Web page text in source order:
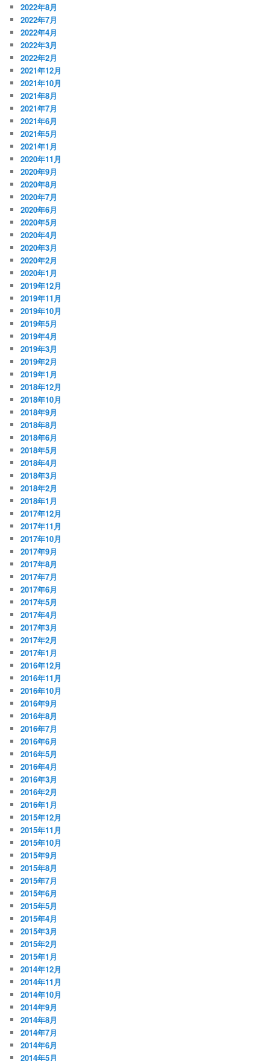
2022年8月
2022年7月
2022年4月
2022年3月
2022年2月
2021年12月
2021年10月
2021年8月
2021年7月
2021年6月
2021年5月
2021年1月
2020年11月
2020年9月
2020年8月
2020年7月
2020年6月
2020年5月
2020年4月
2020年3月
2020年2月
2020年1月
2019年12月
2019年11月
2019年10月
2019年5月
2019年4月
2019年3月
2019年2月
2019年1月
2018年12月
2018年10月
2018年9月
2018年8月
2018年6月
2018年5月
2018年4月
2018年3月
2018年2月
2018年1月
2017年12月
2017年11月
2017年10月
2017年9月
2017年8月
2017年7月
2017年6月
2017年5月
2017年4月
2017年3月
2017年2月
2017年1月
2016年12月
2016年11月
2016年10月
2016年9月
2016年8月
2016年7月
2016年6月
2016年5月
2016年4月
2016年3月
2016年2月
2016年1月
2015年12月
2015年11月
2015年10月
2015年9月
2015年8月
2015年7月
2015年6月
2015年5月
2015年4月
2015年3月
2015年2月
2015年1月
2014年12月
2014年11月
2014年10月
2014年9月
2014年8月
2014年7月
2014年6月
2014年5月